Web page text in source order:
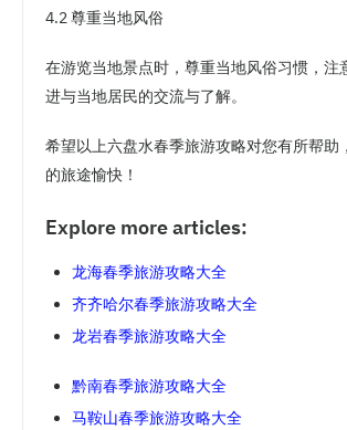
4.2 尊重当地风俗
在游览当地景点时，尊重当地风俗习惯，注
进与当地居民的交流与了解。
希望以上六盘水春季旅游攻略对您有所帮助
的旅途愉快！
Explore more articles:
龙海春季旅游攻略大全
齐齐哈尔春季旅游攻略大全
龙岩春季旅游攻略大全
黔南春季旅游攻略大全
马鞍山春季旅游攻略大全